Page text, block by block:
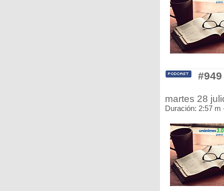
#949
martes 28
Duración: 2:57 m